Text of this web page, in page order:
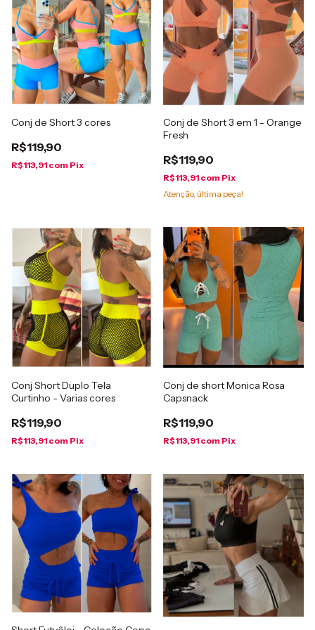
Conj de Short 3 cores
R$119,90
R$113,91 com Pix
Conj de Short 3 em 1 - Orange
Fresh
R$119,90
R$113,91 com Pix
Atenção, última peça!
Conj Short Duplo Tela
Curtinho - Varias cores
R$119,90
R$113,91 com Pix
Conj de short Monica Rosa
Capsnack
R$119,90
R$113,91 com Pix